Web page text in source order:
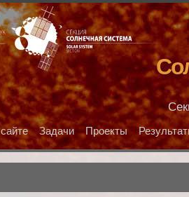
Задачи Проекты